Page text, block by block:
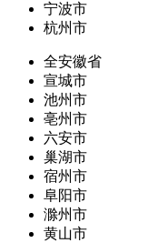
宁波市
杭州市
全安徽省
宣城市
池州市
亳州市
六安市
巢湖市
宿州市
阜阳市
滁州市
黄山市